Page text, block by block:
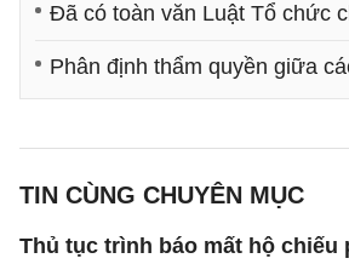
Đã có toàn văn Luật Tổ chức
Phân định thẩm quyền giữa
TIN CÙNG CHUYÊN MỤC
Thủ tục trình báo mất hộ chiếu